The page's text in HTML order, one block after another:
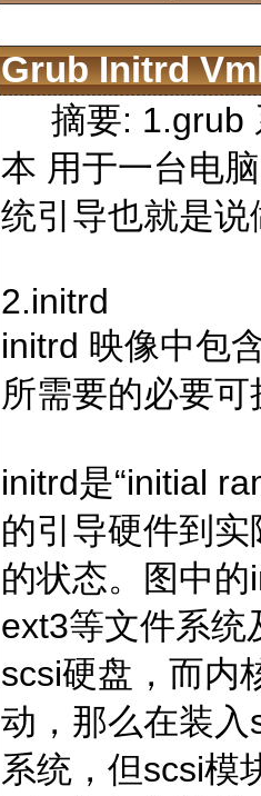
Grub Initrd
摘要: 1.grub
本 用于一台电
统引导也就是
2.initrd
initrd 映像中包
所需要的必要
initrd是“initial
的引导硬件到
的状态。图中
ext3等文件系统
scsi硬盘，而内
动，那么在装
系统，但scsi模